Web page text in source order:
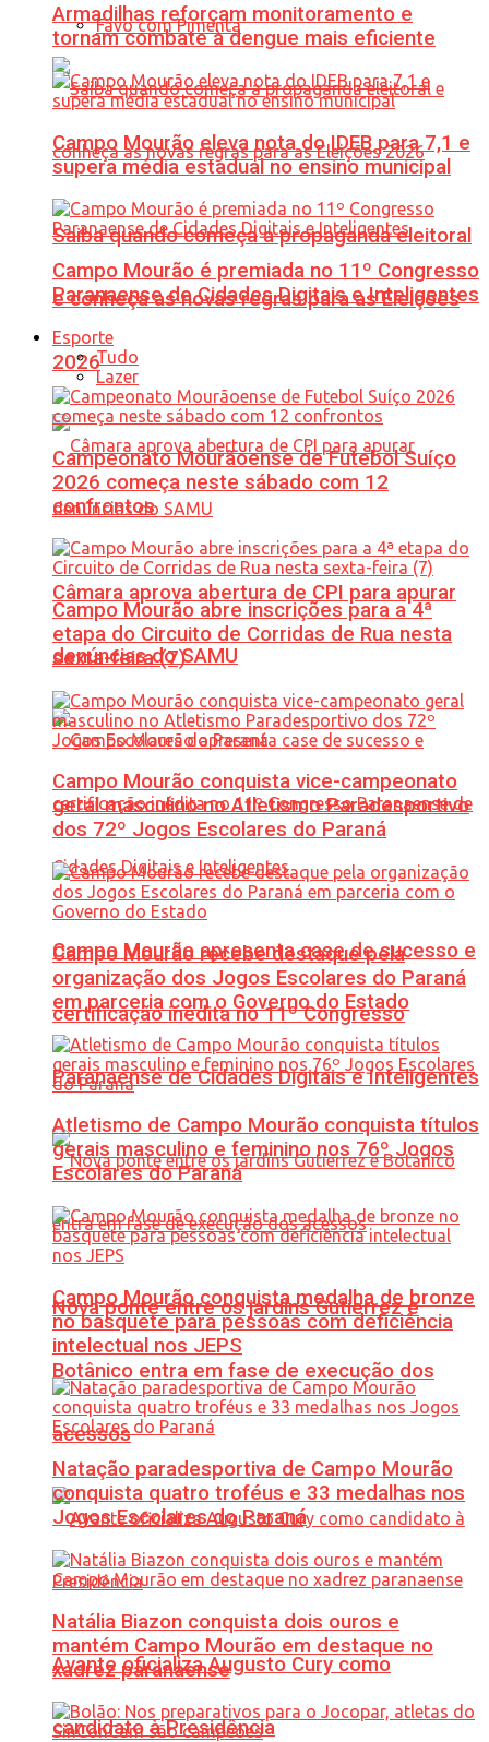
Favo com Pimenta
Saiba quando começa a propaganda eleitoral
e conheça as novas regras para as Eleições
2026
Câmara aprova abertura de CPI para apurar
denúncias do SAMU
Campo Mourão apresenta case de sucesso e
certificação inédita no 11º Congresso
Paranaense de Cidades Digitais e Inteligentes
Nova ponte entre os jardins Gutierrez e
Botânico entra em fase de execução dos
acessos
Avante oficializa Augusto Cury como
candidato à Presidência
Armadilhas reforçam monitoramento e
tornam combate à dengue mais eficiente
Campo Mourão eleva nota do IDEB para 7,1 e
supera média estadual no ensino municipal
Campo Mourão é premiada no 11º Congresso
Paranaense de Cidades Digitais e Inteligentes
Esporte
Tudo
Lazer
Campeonato Mourãoense de Futebol Suíço
2026 começa neste sábado com 12
confrontos
Campo Mourão abre inscrições para a 4ª
etapa do Circuito de Corridas de Rua nesta
sexta-feira (7)
Campo Mourão conquista vice-campeonato
geral masculino no Atletismo Paradesportivo
dos 72º Jogos Escolares do Paraná
Campo Mourão recebe destaque pela
organização dos Jogos Escolares do Paraná
em parceria com o Governo do Estado
Atletismo de Campo Mourão conquista títulos
gerais masculino e feminino nos 76º Jogos
Escolares do Paraná
Campo Mourão conquista medalha de bronze
no basquete para pessoas com deficiência
intelectual nos JEPS
Natação paradesportiva de Campo Mourão
conquista quatro troféus e 33 medalhas nos
Jogos Escolares do Paraná
Natália Biazon conquista dois ouros e
mantém Campo Mourão em destaque no
xadrez paranaense